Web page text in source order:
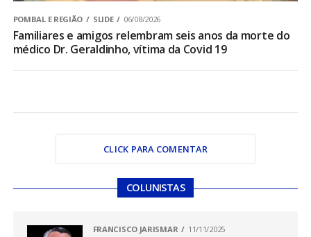
POMBAL E REGIÃO SLIDE 06/08/2026
Familiares e amigos relembram seis anos da morte do
médico Dr. Geraldinho, vítima da Covid 19
CLICK PARA COMENTAR
COLUNISTAS
FRANCISCO JARISMAR 11/11/2025